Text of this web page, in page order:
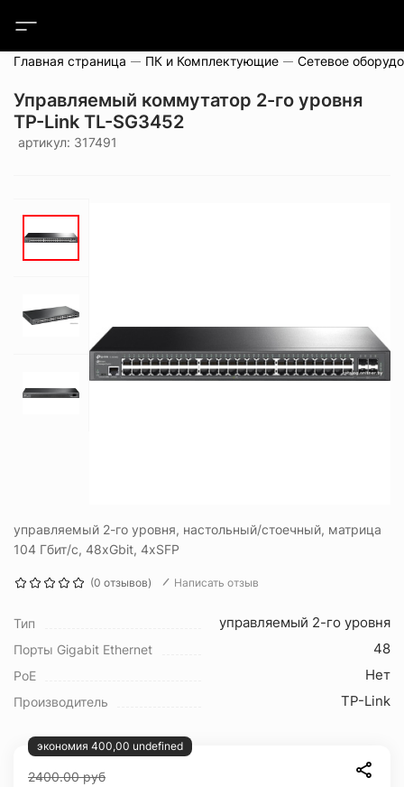
Главная страница ПК и Комплектующие Сетевое
Управляемый коммутатор 2-го уровня
TP-Link TL-SG3452
артикул: 317491
управляемый 2-го уровня, настольный/стоечный, матрица
104 Гбит/с, 48xGbit, 4xSFP
(0 отзывов) Написать отзыв
Тип управляемый 2-го уровня
Порты Gigabit Ethernet 48
PoE Нет
Производитель TP-Link
экономия 400,00 undefined
2400.00руб